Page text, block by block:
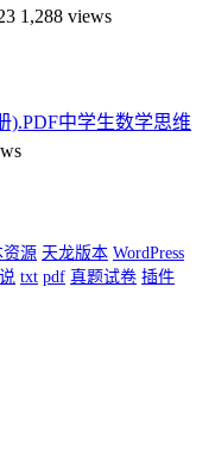
1,288 views
中学生数学思维
源 天龙版本 WordPress
txt pdf 真题试卷 插件